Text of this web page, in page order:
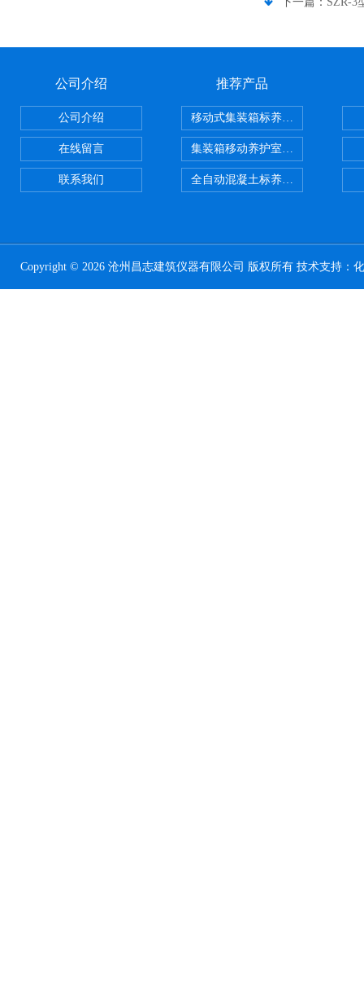
公司介绍
公司介绍
在线留言
联系我们
推荐产品
移动式集装箱标养室 养护室设备
集装箱移动养护室 标养室
全自动混凝土标养室恒温恒湿设备
Copyright © 2026 沧州昌志建筑仪器有限公司 版权所有 技术支持：